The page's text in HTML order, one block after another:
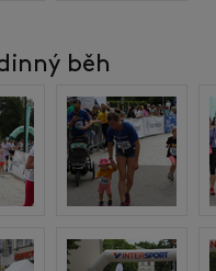
běh